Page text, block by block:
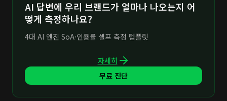
AI 답변에 우리 브랜드가 얼마나 나오는지 어
떻게 측정하나요?
4대 AI 엔진 SoA·인용률 셀프 측정 템플릿
자세히
무료 진단